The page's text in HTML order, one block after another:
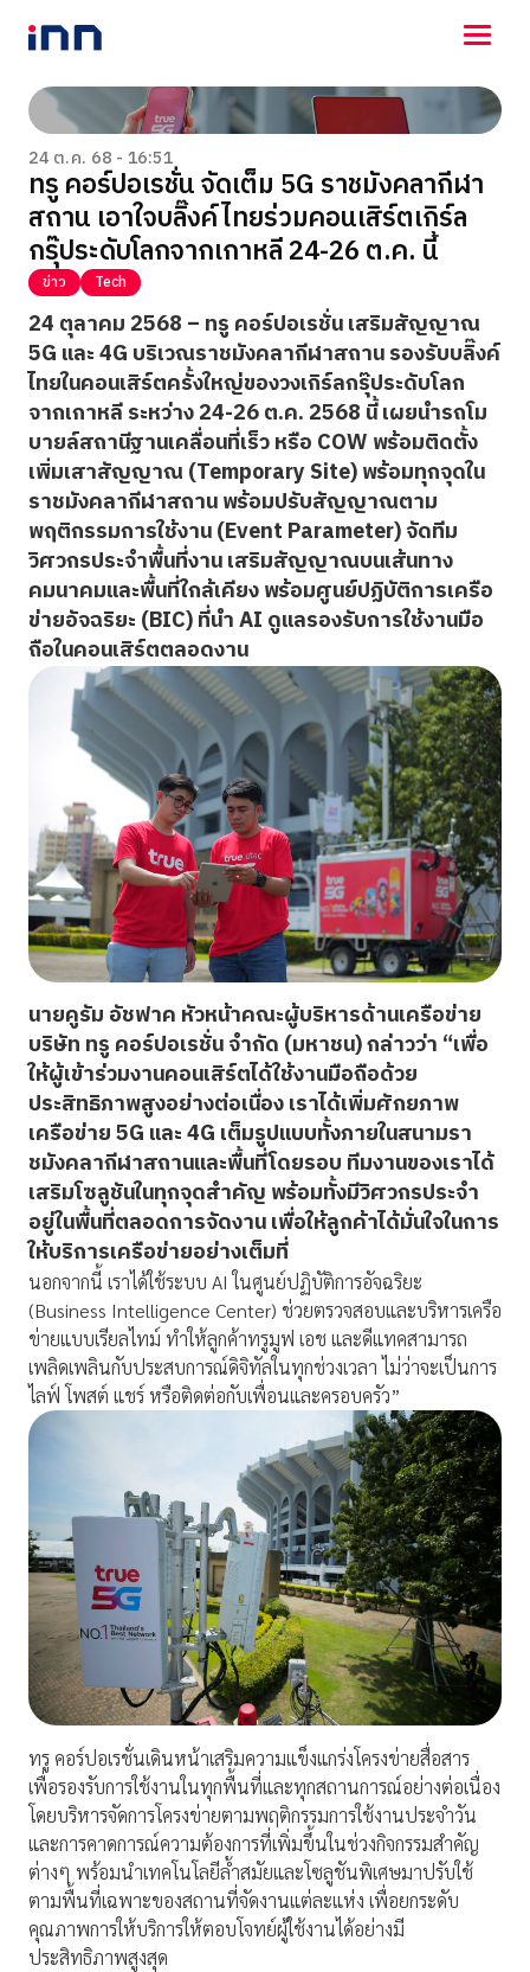
NEWS
ENTERTAINMENT
LIFESTYLE
HOROSCOPE
LOTTERY
VIDEO
ร่วมด้วยช่วยกัน
24 ต.ค. 68 - 16:51
ทรู คอร์ปอเรชั่น จัดเต็ม 5G ราชมังคลากีฬา
สถาน เอาใจบลิ๊งค์ไทยร่วมคอนเสิร์ตเกิร์ล
กรุ๊ประดับโลกจากเกาหลี 24-26 ต.ค. นี้
ข่าว Tech
24 ตุลาคม 2568 – ทรู คอร์ปอเรชั่น เสริมสัญญาณ
5G และ 4G บริเวณราชมังคลากีฬาสถาน รองรับบลิ๊งค์
ไทยในคอนเสิร์ตครั้งใหญ่ของวงเกิร์ลกรุ๊ประดับโลก
จากเกาหลี ระหว่าง 24-26 ต.ค. 2568 นี้ เผยนำรถโม
บายล์สถานีฐานเคลื่อนที่เร็ว หรือ COW พร้อมติดตั้ง
เพิ่มเสาสัญญาณ (Temporary Site) พร้อมทุกจุดใน
ราชมังคลากีฬาสถาน พร้อมปรับสัญญาณตาม
พฤติกรรมการใช้งาน (Event Parameter) จัดทีม
วิศวกรประจำพื้นที่งาน เสริมสัญญาณบนเส้นทาง
คมนาคมและพื้นที่ใกล้เคียง พร้อมศูนย์ปฏิบัติการเครือ
ข่ายอัจฉริยะ (BIC) ที่นำ AI ดูแลรองรับการใช้งานมือ
ถือในคอนเสิร์ตตลอดงาน
นายคูรัม อัชฟาค หัวหน้าคณะผู้บริหารด้านเครือข่าย
บริษัท ทรู คอร์ปอเรชั่น จำกัด (มหาชน)กล่าวว่า “เพื่อ
ให้ผู้เข้าร่วมงานคอนเสิร์ตได้ใช้งานมือถือด้วย
ประสิทธิภาพสูงอย่างต่อเนื่อง เราได้เพิ่มศักยภาพ
เครือข่าย 5G และ 4G เต็มรูปแบบทั้งภายในสนามรา
ชมังคลากีฬาสถานและพื้นที่โดยรอบ ทีมงานของเราได้
เสริมโซลูชันในทุกจุดสำคัญ พร้อมทั้งมีวิศวกรประจำ
อยู่ในพื้นที่ตลอดการจัดงาน เพื่อให้ลูกค้าได้มั่นใจในการ
ให้บริการเครือข่ายอย่างเต็มที่
นอกจากนี้ เราได้ใช้ระบบ AI ในศูนย์ปฏิบัติการอัจฉริยะ
(Business Intelligence Center) ช่วยตรวจสอบและบริหารเครือ
ข่ายแบบเรียลไทม์ ทำให้ลูกค้าทรูมูฟ เอช และดีแทคสามารถ
เพลิดเพลินกับประสบการณ์ดิจิทัลในทุกช่วงเวลา ไม่ว่าจะเป็นการ
ไลฟ์ โพสต์ แชร์ หรือติดต่อกับเพื่อนและครอบครัว”
ทรู คอร์ปอเรชั่นเดินหน้าเสริมความแข็งแกร่งโครงข่ายสื่อสาร
เพื่อรองรับการใช้งานในทุกพื้นที่และทุกสถานการณ์อย่างต่อเนื่อง
โดยบริหารจัดการโครงข่ายตามพฤติกรรมการใช้งานประจำวัน
และการคาดการณ์ความต้องการที่เพิ่มขึ้นในช่วงกิจกรรมสำคัญ
ต่างๆ พร้อมนำเทคโนโลยีล้ำสมัยและโซลูชันพิเศษมาปรับใช้
ตามพื้นที่เฉพาะของสถานที่จัดงานแต่ละแห่ง เพื่อยกระดับ
คุณภาพการให้บริการให้ตอบโจทย์ผู้ใช้งานได้อย่างมี
ประสิทธิภาพสูงสุด